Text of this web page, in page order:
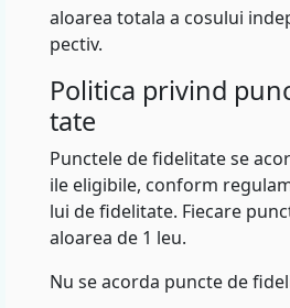
aloarea totala a cosului
pectiv.
Politica privind
tate
Punctele de fidelitate se
ile eligibile, conform
lui de fidelitate. Fiecare
aloarea de 1 leu.
Nu se acorda puncte de